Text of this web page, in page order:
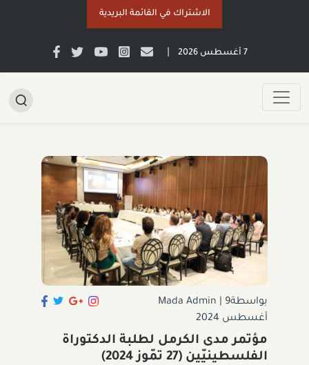
الاشتراك في القائمة البريدية
7 أغسطس 2026
بواسطةMada Admin9
أغسطس 2024
مؤتمر مدى الكرمل لطلبة الدكتوراة
الفلسطينيّين (27 تمّوز 2024)‎